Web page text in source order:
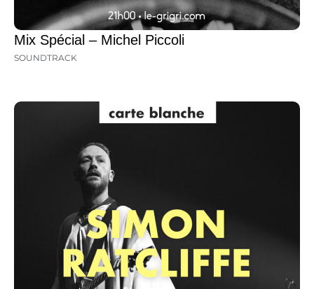
Mix Spécial – Michel Piccoli
SOUNDTRACK